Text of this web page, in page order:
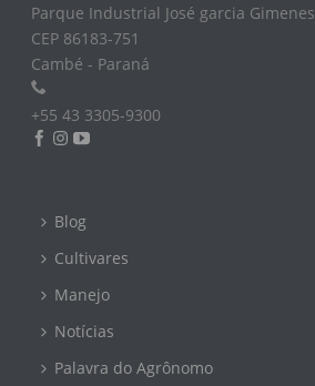
Parque Industrial José garcia Gimenes
CEP 86183-751
Cambé - Paraná
+55 43 3305-9300
Blog
Cultivares
Manejo
Notícias
Palavra do Agrônomo